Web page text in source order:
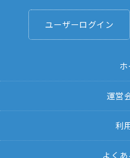
ユーザーログイン
運営
利
よく